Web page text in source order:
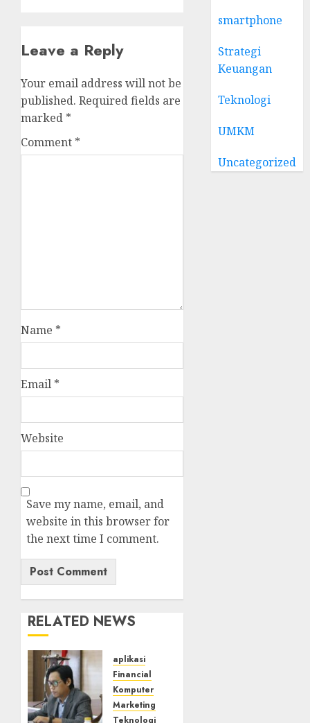
Leave a Reply
Your email address will not be
published. Required fields are
marked *
Comment *
Name *
Email *
Website
Save my name, email, and
website in this browser for
the next time I comment.
RELATED NEWS
aplikasi
Financial
Komputer
Marketing
Teknologi
smartphone
Strategi
Keuangan
Teknologi
UMKM
Uncategorized